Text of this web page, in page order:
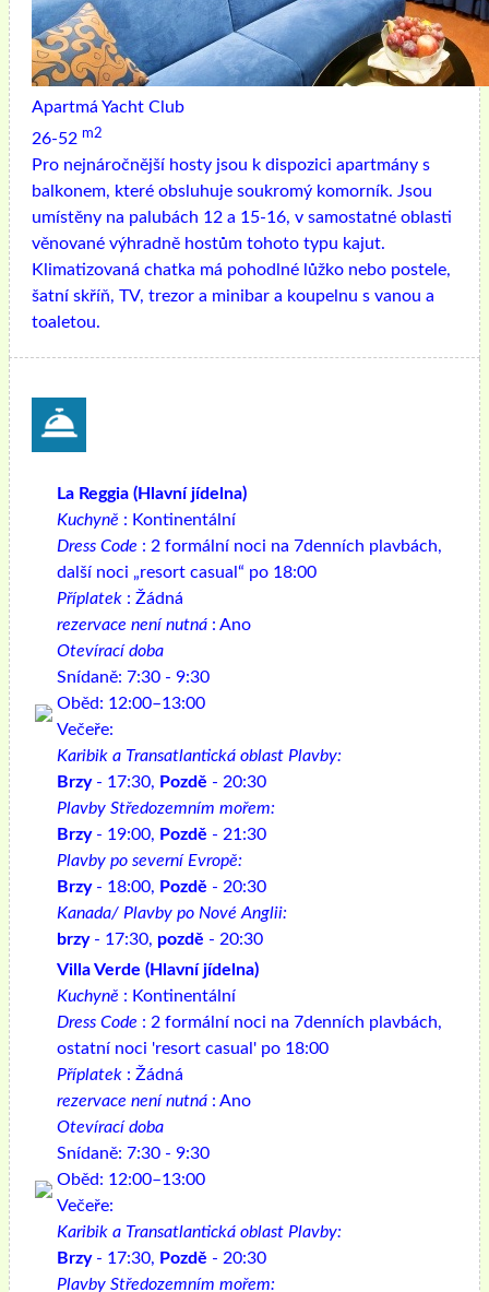
Apartmá Yacht Club
26-52 m2
Pro nejnáročnější hosty jsou k dispozici apartmány s
balkonem, které obsluhuje soukromý komorník. Jsou
umístěny na palubách 12 a 15-16, v samostatné oblasti
věnované výhradně hostům tohoto typu kajut.
Klimatizovaná chatka má pohodlné lůžko nebo postele,
šatní skříň, TV, trezor a minibar a koupelnu s vanou a
toaletou.
La Reggia (Hlavní jídelna)
Kuchyně : Kontinentální
Dress Code : 2 formální noci na 7denních plavbách,
další noci „resort casual“ po 18:00
Příplatek : Žádná
rezervace není nutná : Ano
Otevírací doba
Snídaně: 7:30 - 9:30
Oběd: 12:00–13:00
Večeře:
Karibik a Transatlantická oblast Plavby:
Brzy- 17:30, Pozdě - 20:30
Plavby Středozemním mořem:
Brzy- 19:00, Pozdě - 21:30
Plavby po severní Evropě:
Brzy- 18:00, Pozdě - 20:30
Kanada/ Plavby po Nové Anglii:
brzy- 17:30, pozdě - 20:30
Villa Verde (Hlavní jídelna)
Kuchyně : Kontinentální
Dress Code : 2 formální noci na 7denních plavbách,
ostatní noci 'resort casual' po 18:00
Příplatek : Žádná
rezervace není nutná : Ano
Otevírací doba
Snídaně: 7:30 - 9:30
Oběd: 12:00–13:00
Večeře:
Karibik a Transatlantická oblast Plavby:
Brzy- 17:30, Pozdě - 20:30
Plavby Středozemním mořem: